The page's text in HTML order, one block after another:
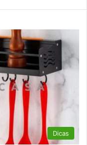
Dicas